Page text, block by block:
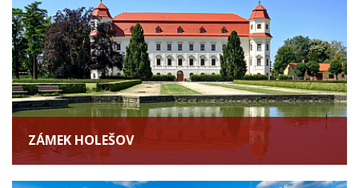
ZÁMEK HOLEŠOV